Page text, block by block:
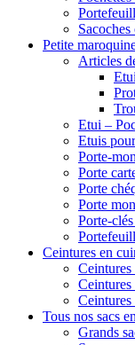
Petite
Articles
Etui –
Etuis
Porte-
Porte
Porte
Porte
Porte-
Ceintures en
Tous nos sacs
Grands